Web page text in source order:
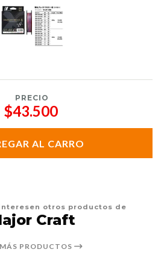
PRECIO
$43.500
AL CARRO
otros productos de
Craft
PRODUCTOS